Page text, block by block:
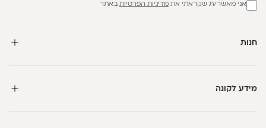
אני מאשר/ת שקראתי את מדיניות הפרטיותבאתר
חנות
מידע לקונה